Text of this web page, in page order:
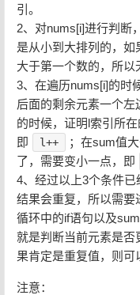
引。
2、对nums[i]进行判断
是从小到大排列的，
大于第一个数的，所以
3、在遍历nums[i]的时
后面的剩余元素一个
的时候，证明l索引所
即
l++
；在sum值
了，需要变小一点，即
4、经过以上3个条件
结果会重复，所以需要
循环中的if语句以及
就是判断当前元素是
果肯定是重复值，则可
注意：